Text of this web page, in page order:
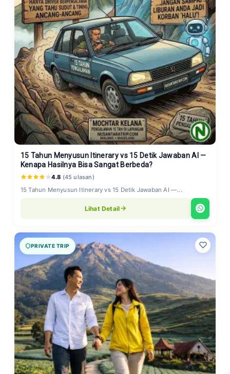
15 Tahun Menyusun Itinerary vs 15 Detik Jawaban AI —
Kenapa Hasilnya Bisa Sangat Berbeda?
4.8 (45 ulasan)
15 Tahun Menyusun Itinerary vs 15 Detik Jawaban AI —...
Lihat Detail
PRIVATE TRIP